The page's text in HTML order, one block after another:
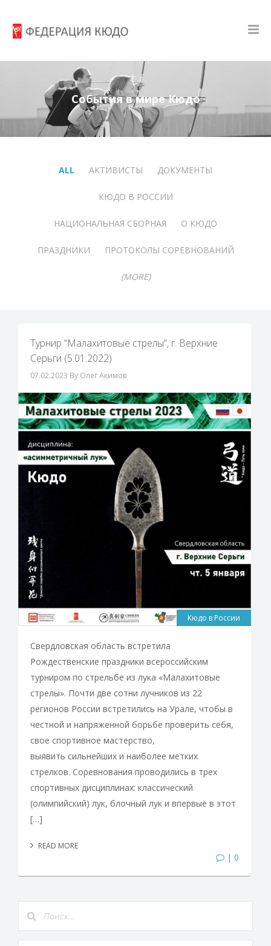
События в мире Кюдо
ALL АКТИВИСТЫ ДОКУМЕНТЫ
КЮДО В РОССИИ
НАЦИОНАЛЬНАЯ СБОРНАЯ О КЮДО
ПРАЗДНИКИ ПРОТОКОЛЫ СОРЕВНОВАНИЙ
(MORE)
Турнир “Малахитовые стрелы”, г. Верхние
Серьги (5.01.2022)
07.02.2023 By Олег Акимов
Кюдо в России
Свердловская область встретила
Рождественские праздники всероссийским
турниром по стрельбе из лука «Малахитовые
стрелы». Почти две сотни лучников из 22
регионов России встретились на Урале, чтобы в
честной и напряженной борьбе проверить себя,
свое спортивное мастерство,
выявить сильнейших и наиболее метких
стрелков. Соревнования проводились в трех
спортивных дисциплинах: классический
(олимпийский) лук, блочный лук и впервые в этот
[…]
READ MORE
| 0